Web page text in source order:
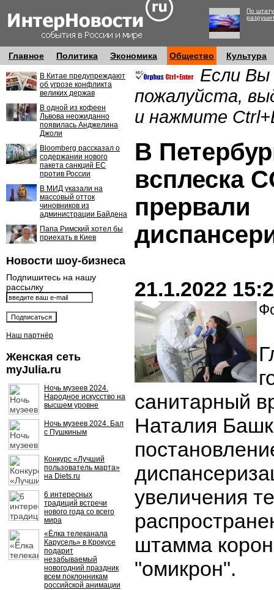
По
Главное Политика Экономика Общество Культура
В Китае предупреждают
об угрозе конфликта
великих держав
В одной из кофеен
Львова неожиданно
появилась Анджелина
Джоли
Bloomberg рассказал о
содержании нового
пакета санкций ЕС
против России
В МИД указали на
массовый отток
чиновников из
администрации Байдена
Папа Римский хотел бы
приехать в Киев
Новости шоу-бизнеса
Подпишитесь на нашу
рассылку
Наш партнёр
Женская сеть
myJulia.ru
Ночь музеев 2024.
Народное искусство на
высшем уровне
Ночь музеев 2024. Бал
с Пушкиным
Конкурс «Лучший
пользователь марта»
на Diets.ru
6 интересных
традиций встречи
нового года со всего
мира
«Ёлка телеканала
Карусель» в Крокусе
подарит
незабываемый
новогодний праздник
всем поклонникам
российской анимации
Если Вы
пожалуйста,
и нажмите
В
всплеска
прервали
21.1.2022
санитарный
Наталия
увеличения
штамма
"омикрон".